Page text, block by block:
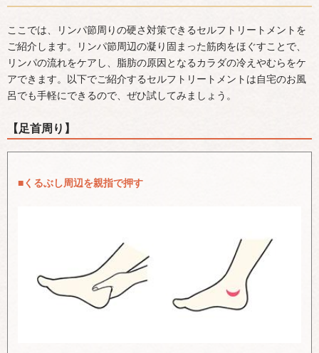
ここでは、リンパ節周りの硬さ対策できるセルフトリートメントを
ご紹介します。リンパ節周辺の凝り固まった筋肉をほぐすことで、
リンパの流れをケアし、脂肪の原因となるカラダの冷えやむらをケ
アできます。以下でご紹介するセルフトリートメントは自宅のお風
呂でも手軽にできるので、ぜひ試してみましょう。
【足首周り】
■くるぶし周辺を親指で押す